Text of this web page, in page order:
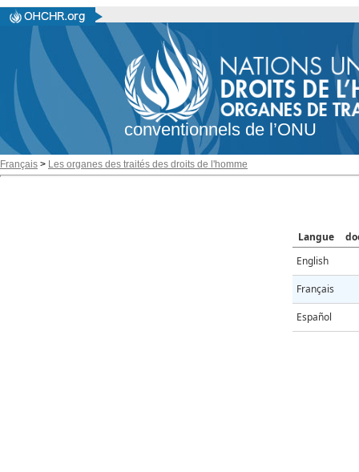
conventionnels de l’ONU
Français > Les organes des traités des droits de l'homme
Langue
English
Français
Español